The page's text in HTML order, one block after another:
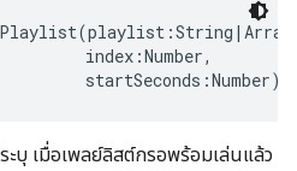
index:Number,
ะบุ เมื่อเพลย์ลิสต์กรอพร้อมเล่นแล้ว